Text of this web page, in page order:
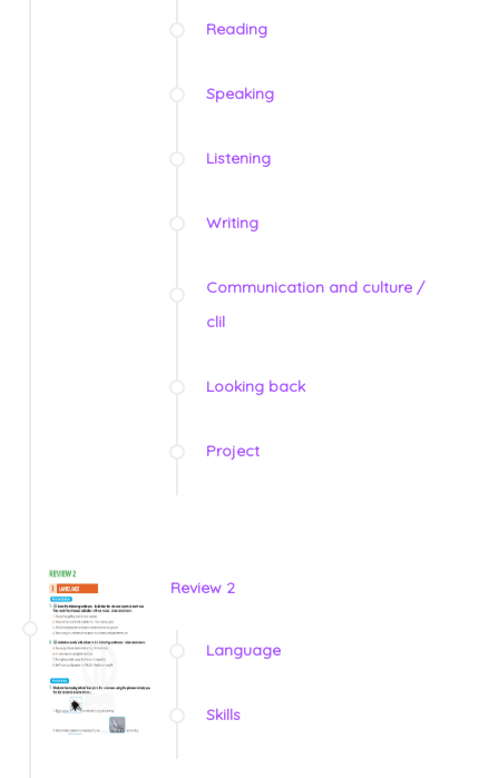
Reading
Speaking
Listening
Writing
Communication and culture /
clil
Looking back
Project
Review 2
Language
Skills